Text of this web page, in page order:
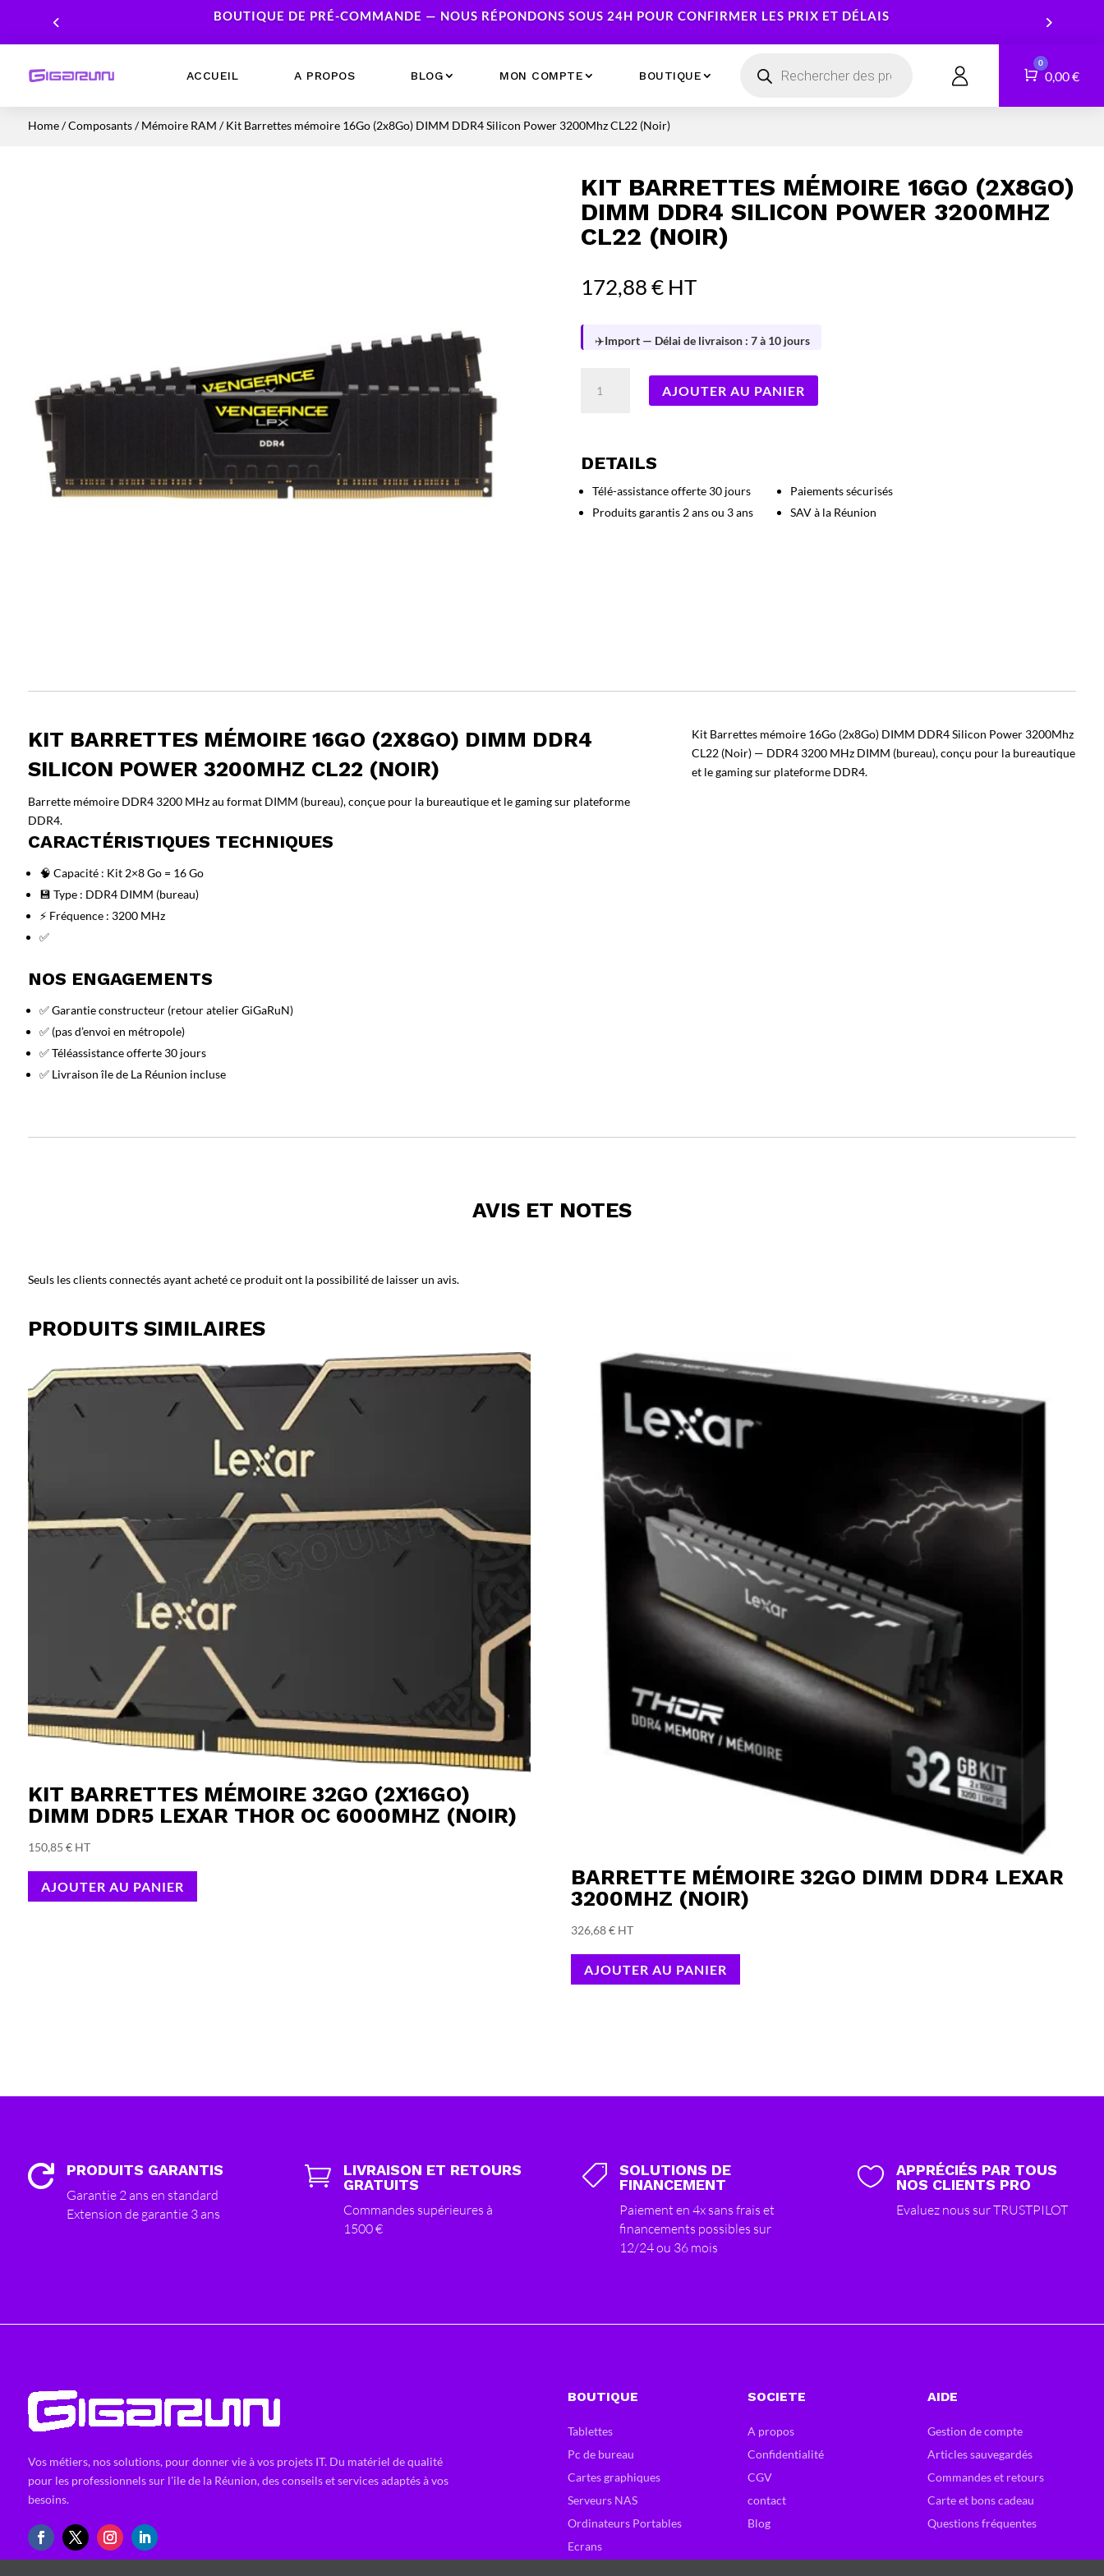
BOUTIQUE DE PRÉ-COMMANDE — NOUS RÉPONDONS SOUS 24H POUR CONFIRMER LES PRIX ET DÉLAIS
ACCUEIL A PROPOS BLOG MON COMPTE BOUTIQUE CONTACT
produits
Panier
0
0,00€
Home/Composants/Mémoire RAM / Kit Barrettes mémoire 16Go (2x8Go) DIMM DDR4 Silicon Power 3200Mhz CL22 (Noir)
KIT BARRETTES MÉMOIRE 16GO (2X8GO)
DIMM DDR4 SILICON POWER 3200MHZ
CL22 (NOIR)
172,88€ HT
✈️Import — Délai de livraison : 7 à 10 jours
16Go
(2x8Go)
DIMM
AJOUTER AU PANIER
DETAILS
Télé-assistance offerte 30 jours
Produits garantis 2 ans ou 3 ans
Paiements sécurisés
SAV à la Réunion
KIT BARRETTES MÉMOIRE 16GO (2X8GO) DIMM DDR4
SILICON POWER 3200MHZ CL22 (NOIR)
Barrette mémoire DDR4 3200 MHz au format DIMM (bureau), conçue pour la bureautique et le gaming sur plateforme
DDR4.
CARACTÉRISTIQUES TECHNIQUES
🧠 Capacité : Kit 2×8 Go = 16 Go
💾 Type : DDR4 DIMM (bureau)
⚡ Fréquence : 3200 MHz
✅
NOS ENGAGEMENTS
✅ Garantie constructeur (retour atelier GiGaRuN)
✅ (pas d’envoi en métropole)
✅ Téléassistance offerte 30 jours
✅ Livraison île de La Réunion incluse
Kit Barrettes mémoire 16Go (2x8Go) DIMM DDR4 Silicon Power 3200Mhz
CL22 (Noir) — DDR4 3200 MHz DIMM (bureau), conçu pour la bureautique
et le gaming sur plateforme DDR4.
AVIS ET NOTES
Seuls les clients connectés ayant acheté ce produit ont la possibilité de laisser un avis.
PRODUITS SIMILAIRES
KIT BARRETTES MÉMOIRE 32GO (2X16GO)
DIMM DDR5 LEXAR THOR OC 6000MHZ (NOIR)
150,85 € HT
AJOUTER AU PANIER
BARRETTE MÉMOIRE 32GO DIMM DDR4 LEXAR
3200MHZ (NOIR)
326,68€ HT
AJOUTER AU PANIER
 PRODUITS GARANTIS
Garantie 2 ans en standard
Extension de garantie 3 ans

LIVRAISON ET RETOURS
GRATUITS
Commandes supérieures à
1500 €

SOLUTIONS DE
FINANCEMENT
Paiement en 4x sans frais et
financements possibles sur
12/24 ou 36 mois

APPRÉCIÉS PAR TOUS
NOS CLIENTS PRO
Evaluez nous sur TRUSTPILOT
Vos métiers, nos solutions, pour donner vie à vos projets IT. Du matériel de qualité
pour les professionnels sur l'ile de la Réunion, des conseils et services adaptés à vos
besoins.
BOUTIQUE
Tablettes
Pc de bureau
Cartes graphiques
Serveurs NAS
Ordinateurs Portables
Ecrans
SOCIETE
A propos
Confidentialité
CGV
contact
Blog
AIDE
Gestion de compte
Articles sauvegardés
Commandes et retours
Carte et bons cadeau
Questions fréquentes
Caméras & Sécurité
Réseau
Serveurs
Tablettes
Montres connectées
Services